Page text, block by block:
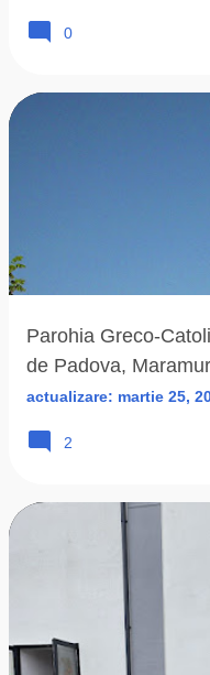
0
Parohia Greco-
de Padova,
actualizare: martie 25,
2